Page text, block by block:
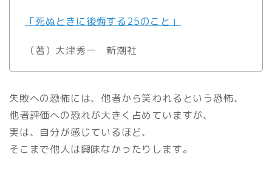
「死ぬときに後悔する25のこと」
（著）大津秀一 新潮社
失敗への恐怖には、他者から笑われるという恐怖、
他者評価への恐れが大きく占めていますが、
実は、自分が感じているほど、
そこまで他人は興味なかったりします。